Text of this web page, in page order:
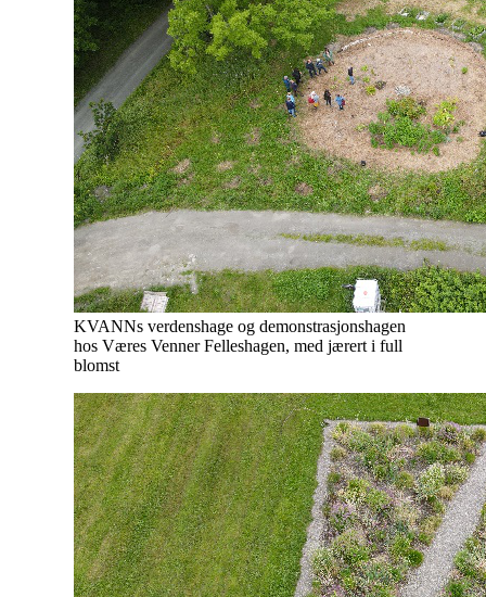
KVANNs verdenshage og demonstrasjonshagen
hos Væres Venner Felleshagen, med jærert i full
blomst